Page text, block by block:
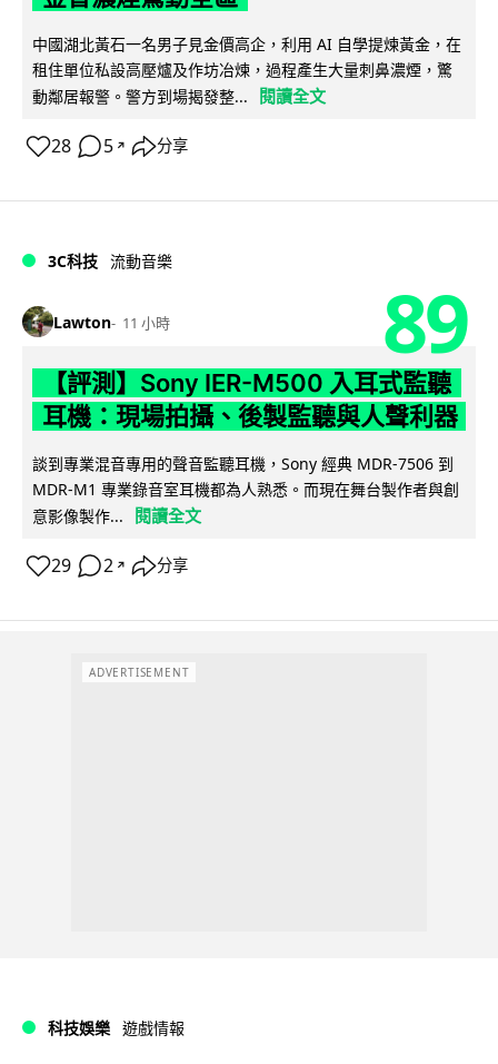
中國湖北黃石一名男子見金價高企，利用 AI 自學提煉黃金，在
租住單位私設高壓爐及作坊冶煉，過程產生大量刺鼻濃煙，驚
動鄰居報警。警方到場揭發整...
閱讀全文
28 5 ↗ 分享
3C科技 流動音樂
Lawton 11 小時 89
【評測】Sony IER-M500 入耳式監聽
耳機：現場拍攝、後製監聽與人聲利器
談到專業混音專用的聲音監聽耳機，Sony 經典 MDR-7506 到
MDR-M1 專業錄音室耳機都為人熟悉。而現在舞台製作者與創
意影像製作...
閱讀全文
29 2 ↗ 分享
ADVERTISEMENT
科技娛樂 遊戲情報